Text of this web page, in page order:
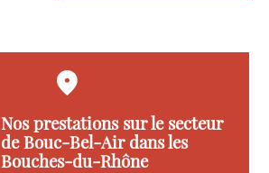
Nos prestations sur le secteur
de Bouc-Bel-Air dans les
Bouches-du-Rhône